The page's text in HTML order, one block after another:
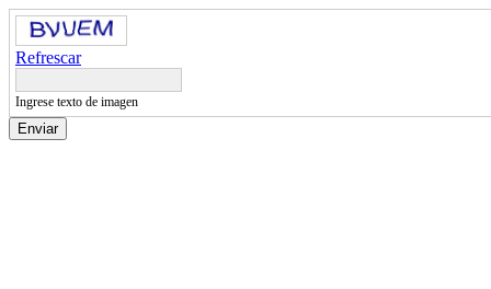
Refrescar
Ingrese texto de imagen